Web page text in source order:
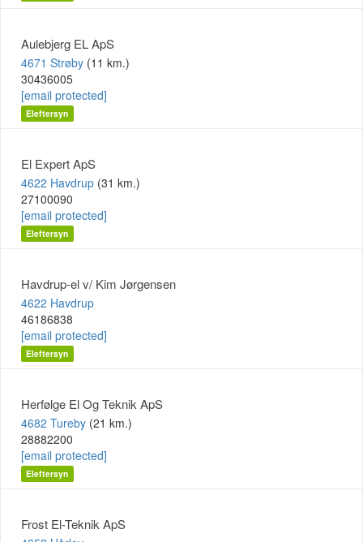
Aulebjerg EL ApS
4671 Strøby (11 km.)
30436005
[email protected]
Eleftersyn
El Expert ApS
4622 Havdrup (31 km.)
27100090
[email protected]
Eleftersyn
Havdrup-el v/ Kim Jørgensen
4622 Havdrup
46186838
[email protected]
Eleftersyn
Herfølge El Og Teknik ApS
4682 Tureby (21 km.)
28882200
[email protected]
Eleftersyn
Frost El-Teknik ApS